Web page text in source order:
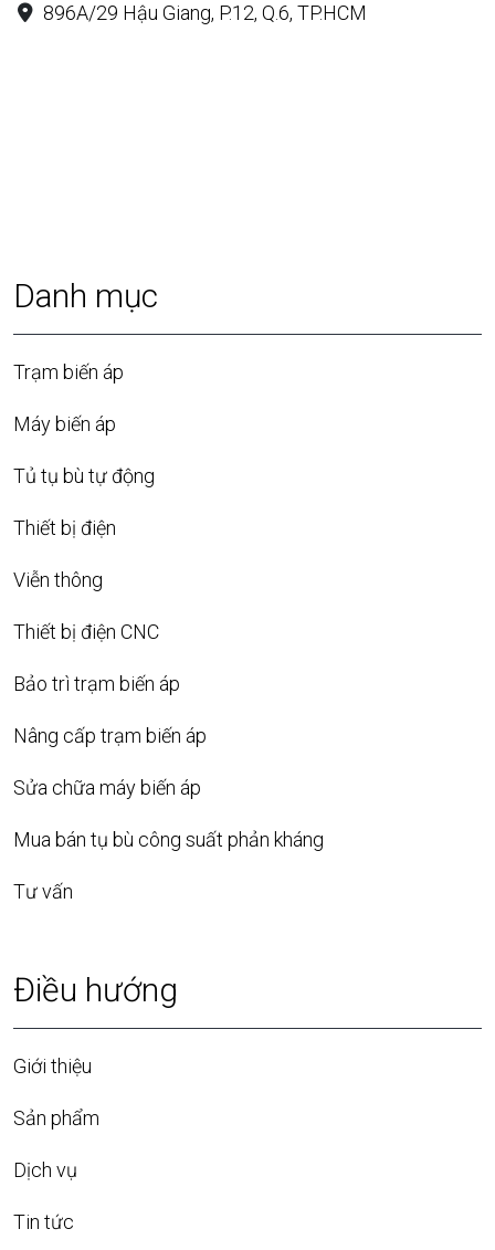
896A/29 Hậu Giang, P.12, Q.6, TP.HCM
Danh mục
Trạm biến áp
Máy biến áp
Tủ tụ bù tự động
Thiết bị điện
Viễn thông
Thiết bị điện CNC
Bảo trì trạm biến áp
Nâng cấp trạm biến áp
Sửa chữa máy biến áp
Mua bán tụ bù công suất phản kháng
Tư vấn
Điều hướng
Giới thiệu
Sản phẩm
Dịch vụ
Tin tức